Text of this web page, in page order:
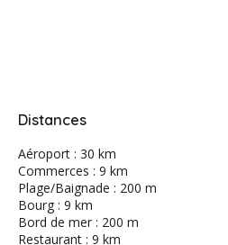
Distances
Aéroport : 30 km
Commerces : 9 km
Plage/Baignade : 200 m
Bourg : 9 km
Bord de mer : 200 m
Restaurant : 9 km